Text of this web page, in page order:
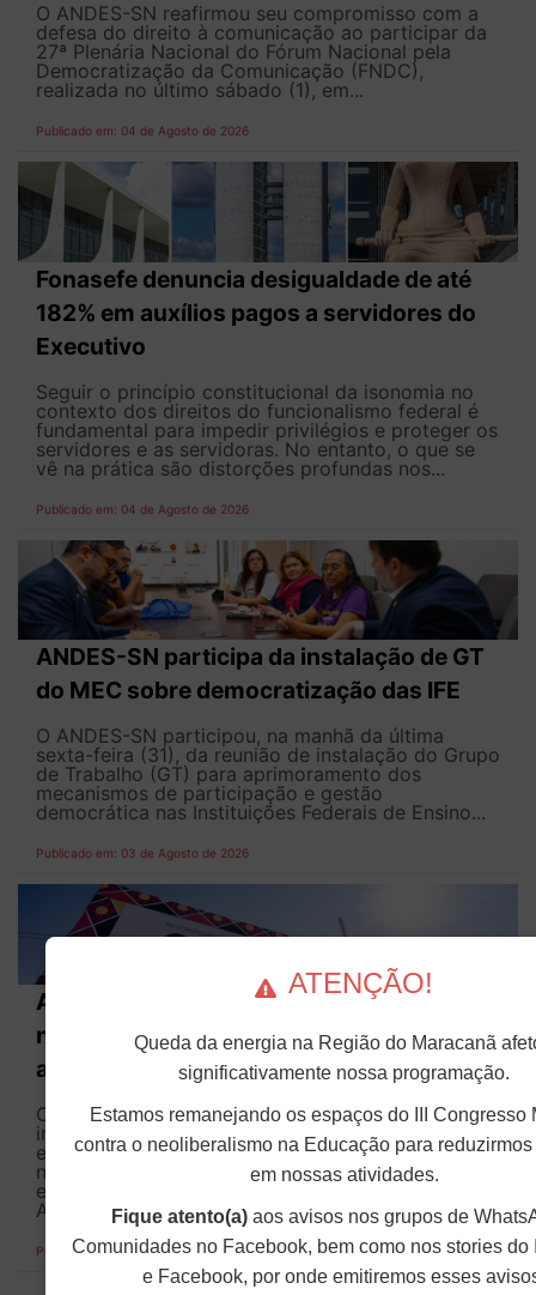
O ANDES-SN reafirmou seu compromisso com a
defesa do direito à comunicação ao participar da
27ª Plenária Nacional do Fórum Nacional pela
Democratização da Comunicação (FNDC),
realizada no último sábado (1), em...
Publicado em: 04 de Agosto de 2026
Fonasefe denuncia desigualdade de até
182% em auxílios pagos a servidores do
Executivo
Seguir o princípio constitucional da isonomia no
contexto dos direitos do funcionalismo federal é
fundamental para impedir privilégios e proteger os
servidores e as servidoras. No entanto, o que se
vê na prática são distorções profundas nos...
Publicado em: 04 de Agosto de 2026
ANDES-SN participa da instalação de GT
do MEC sobre democratização das IFE
O ANDES-SN participou, na manhã da última
sexta-feira (31), da reunião de instalação do Grupo
de Trabalho (GT) para aprimoramento dos
mecanismos de participação e gestão
democrática nas Instituições Federais de Ensino...
Publicado em: 03 de Agosto de 2026
ANDES-SN debate papel dos sindicatos
no combate ao racismo e ações
afirmativas no XIV Copene
O combate ao racismo no movimento sindical, a
implementação das políticas de ações afirmativas
e os desafios para ampliar a presença de docentes
negras e negros nas universidades públicas
estiveram no centro dos debates promovidos pelo
ANDES-SN...
Publicado em: 31 de Julho de 2026
ATENÇÃO!
Queda da energia na Região do Maracanã
significativamente nossa programação.
Estamos remanejando os espaços do III Congresso
contra o neoliberalismo na Educação para
em nossas atividades.
Fique atento(a)aos avisos nos grupos de
Comunidades no Facebook, bem como nos stories do
e Facebook, por onde emitiremos esses